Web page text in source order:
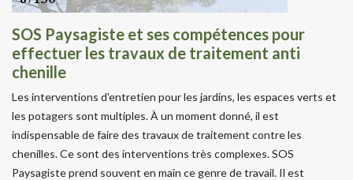
SOS Paysagiste et ses compétences pour
effectuer les travaux de traitement anti
chenille
Les interventions d'entretien pour les jardins, les espaces verts et
les potagers sont multiples. À un moment donné, il est
indispensable de faire des travaux de traitement contre les
chenilles. Ce sont des interventions très complexes. SOS
Paysagiste prend souvent en main ce genre de travail. Il est